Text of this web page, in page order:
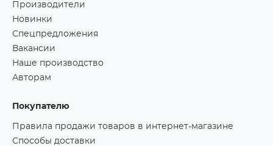
Производители
Новинки
Спецпредложения
Вакансии
Наше производство
Авторам
Покупателю
Правила продажи товаров в интернет-магазине
Способы доставки